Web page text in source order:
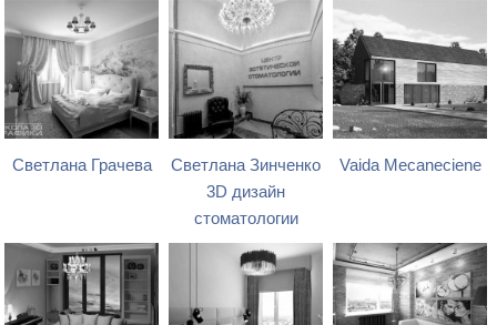
Светлана Грачева
Светлана Зинченко
3D дизайн
стоматологии
Vaida Mecaneciene